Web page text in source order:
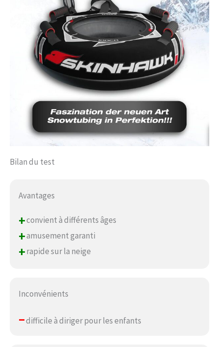
Bilan du test
Avantages
+convient à différents âges
+amusement garanti
+rapide sur la neige
Inconvénients
–difficile à diriger pour les enfants